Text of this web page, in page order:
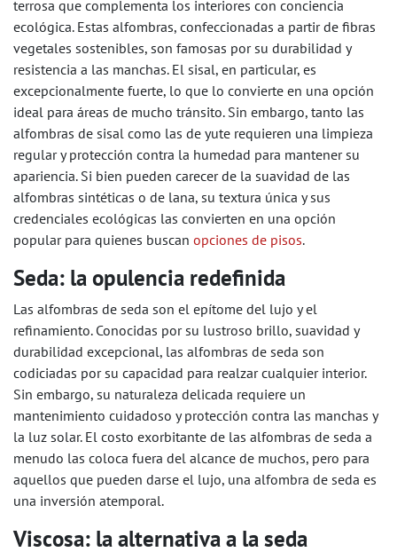
terrosa que complementa los interiores con conciencia
ecológica. Estas alfombras, confeccionadas a partir de fibras
vegetales sostenibles, son famosas por su durabilidad y
resistencia a las manchas. El sisal, en particular, es
excepcionalmente fuerte, lo que lo convierte en una opción
ideal para áreas de mucho tránsito. Sin embargo, tanto las
alfombras de sisal como las de yute requieren una limpieza
regular y protección contra la humedad para mantener su
apariencia. Si bien pueden carecer de la suavidad de las
alfombras sintéticas o de lana, su textura única y sus
credenciales ecológicas las convierten en una opción
popular para quienes buscan opciones de pisos.
Seda: la opulencia redefinida
Las alfombras de seda son el epítome del lujo y el
refinamiento. Conocidas por su lustroso brillo, suavidad y
durabilidad excepcional, las alfombras de seda son
codiciadas por su capacidad para realzar cualquier interior.
Sin embargo, su naturaleza delicada requiere un
mantenimiento cuidadoso y protección contra las manchas y
la luz solar. El costo exorbitante de las alfombras de seda a
menudo las coloca fuera del alcance de muchos, pero para
aquellos que pueden darse el lujo, una alfombra de seda es
una inversión atemporal.
Viscosa: la alternativa a la seda